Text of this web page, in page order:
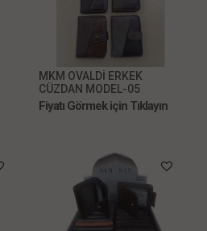
MKM OVALDİ ERKEK
CÜZDAN MODEL-05
Fiyatı Görmek için Tıklayın